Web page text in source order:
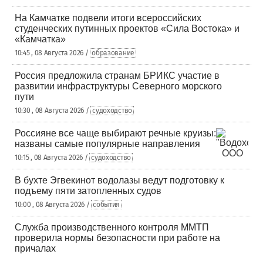
На Камчатке подвели итоги всероссийских
студенческих путинных проектов «Сила Востока» и
«Камчатка»
10:45 , 08 Августа 2026 / образование
Россия предложила странам БРИКС участие в
развитии инфраструктуры Северного морского
пути
10:30 , 08 Августа 2026 / судоходство
Россияне все чаще выбирают речные круизы:
названы самые популярные направления
10:15 , 08 Августа 2026 / судоходство
В бухте Эгвекинот водолазы ведут подготовку к
подъему пяти затопленных судов
10:00 , 08 Августа 2026 / события
Служба производственного контроля ММТП
проверила нормы безопасности при работе на
причалах